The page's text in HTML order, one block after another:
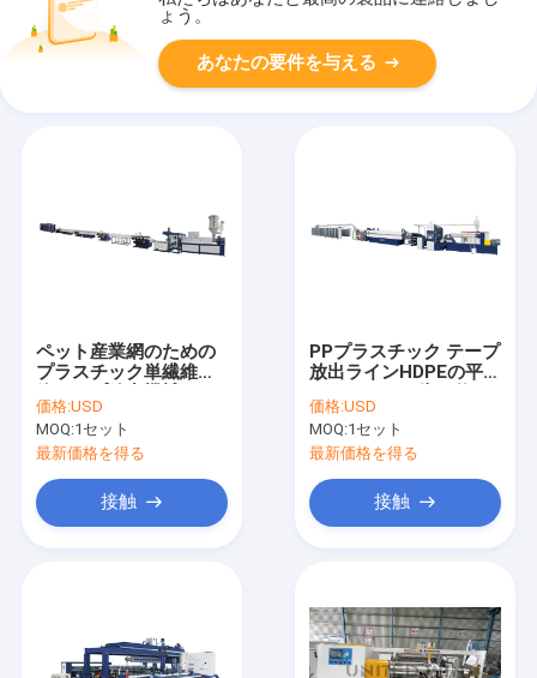
ょう。
あなたの要件を与える
ペット産業網のための
プラスチック単繊維繊
価格:USD
MOQ:1セット
最新価格を得る
接触
PPプラスチック テープ
放出ラインHDPEの平ら
ることを死ぬ
価格:USD
MOQ:1セット
最新価格を得る
接触